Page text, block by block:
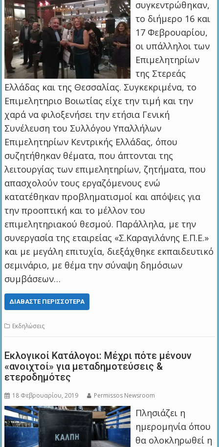
συγκεντρώθηκαν,
το διήμερο 16 και
17 Φεβρουαρίου,
οι υπάλληλοι των
Επιμελητηρίων
της Στερεάς
Ελλάδας και της Θεσσαλίας. Συγκεκριμένα, το
Επιμελητηριο Βοιωτίας είχε την τιμή και την
χαρά να φιλοξενήσει την ετήσια Γενική
Συνέλευση του Συλλόγου Υπαλλήλων
Επιμελητηρίων Κεντρικής Ελλάδας, όπου
συζητήθηκαν θέματα, που άπτονται της
λειτουργίας των επιμελητηρίων, ζητήματα, που
απασχολούν τους εργαζόμενους ενώ
κατατέθηκαν προβληματισμοί και απόψεις για
την προοπτική και το μέλλον του
επιμελητηριακού θεσμού. Παράλληλα, με την
συνεργασία της εταιρείας «Σ.Καραγιλάνης Ε.Π.Ε.»
και με μεγάλη επιτυχία, διεξάχθηκε εκπαιδευτικό
σεμινάριο, με θέμα την σύναψη δημόσιων
συμβάσεων…
ΔΙΑΒΆΣΤΕ ΠΕΡΙΣΣΌΤΕΡΑ
Εκδηλώσεις
Εκλογικοί Κατάλογοι: Μέχρι πότε μένουν
«ανοιχτοί» για μεταδημοτεύσεις &
ετεροδημότες
18 Φεβρουαρίου, 2019 Permissos Newsroom
Πλησιάζει η
ημερομηνία όπου
θα ολοκληρωθεί η